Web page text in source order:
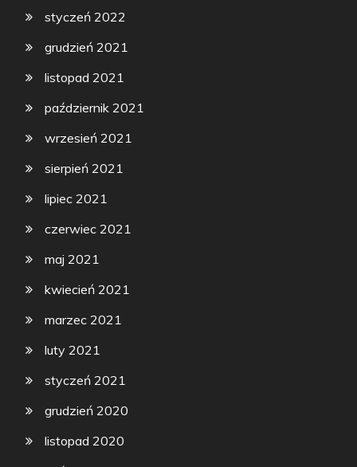
styczeń 2022
grudzień 2021
listopad 2021
październik 2021
wrzesień 2021
sierpień 2021
lipiec 2021
czerwiec 2021
maj 2021
kwiecień 2021
marzec 2021
luty 2021
styczeń 2021
grudzień 2020
listopad 2020